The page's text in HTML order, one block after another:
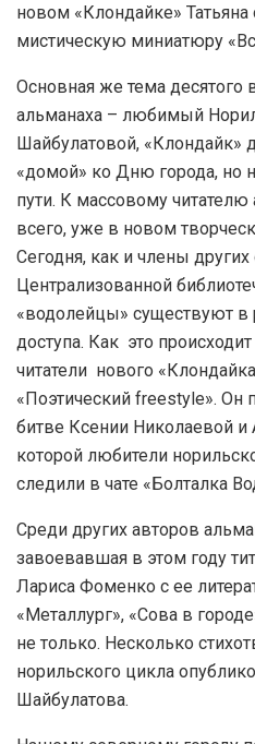
новом «Клондайке» Татьяна
мистическую миниатюру
Основная же тема десятого
альманаха – любимый
Шайбулатовой, «Клондайк»
«домой» ко Дню города, но
пути. К массовому читателю
всего, уже в новом
Сегодня, как и члены
Централизованной
«водолейцы» существуют в
доступа. Как это
читатели нового
«Поэтический freestyle». Он
битве Ксении Николаевой и
которой любители
следили в чате «Болталка
Среди других авторов
завоевавшая в этом году
Лариса Фоменко с ее
«Металлург», «Сова в
не только. Несколько
норильского цикла
Шайбулатова.